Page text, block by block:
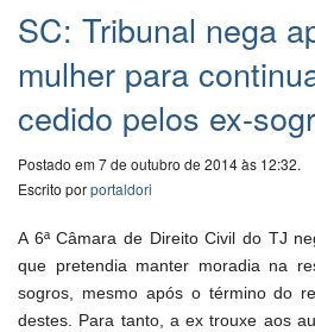
SC: Tribunal nega
mulher para
cedido pelos ex-
Postado em 7 de outubro de 2014 às 12:32.
Escrito porportaldori
A 6ª Câmara de Direito Civil do TJ
que pretendia manter moradia na
sogros, mesmo após o término do
destes. Para tanto, a ex trouxe aos